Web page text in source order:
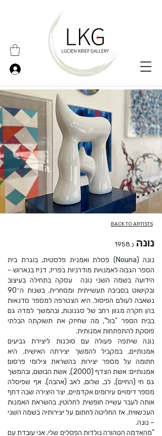
BACK TO ARTISTS
נונה נ.1958
נונה (Nouna) פסלת ואמנית פלסטית, בוגרת בית
הספר הגבוה לאמנויות מודרניות בפריז, דניז בנארוש -
הידועה בשמה השני נונה עסקה בתחילה בעיצוב
ובקישוט בסביבה תעשייתית ומסחרית. בשנות ה־90
נשאבה לעולם הפיסול. היא הצטרפה למספר סדנאות
בהן חקרה מגוון רחב של סגנונות, ובהמשך למדה גם
בבית הספר "בול", מה שחיזק את תשוקתה הבלתי
פוסקת להתפתחות אמנותית.
נונה שיתפה פעולה עם סוכנות ליצירת גביעים
אמנותיים, במקביל להמשך יצירתה האישית. היא
חתומה על מספר יצירות בהשראת צילומי פרסום
אמנותיים: אשת הצדף (2000), אשת הבושם, ובהמשך
גם חי (החיים), לב, שלום, לאב (אהבה). אף שפיסלה
מספר דימויים עירומים אקדמיים, יצר היצירה שבה דחף
אותה לעבר עשייה חופשית לחלוטין, בהשראת האמנות
העכשווית. אז החליטה לחתום על יצירותיה בשמה השני
– נונה.
"מהאדמה הטהורה נולדות הפסלים שלי. אני עובדת עם